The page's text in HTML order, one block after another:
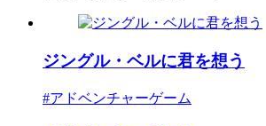
ジングル・ベルに君を想う
#アドベンチャーゲーム